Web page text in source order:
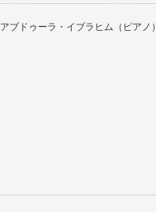
アブドゥーラ・イブラヒム（ピアノ）